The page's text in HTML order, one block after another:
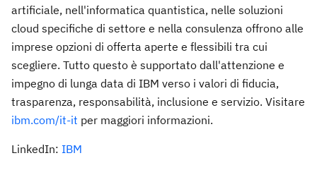
artificiale, nell'informatica quantistica, nelle soluzioni
cloud specifiche di settore e nella consulenza offrono alle
imprese opzioni di offerta aperte e flessibili tra cui
scegliere. Tutto questo è supportato dall'attenzione e
impegno di lunga data di IBM verso i valori di fiducia,
trasparenza, responsabilità, inclusione e servizio. Visitare
ibm.com/it-it per maggiori informazioni.
LinkedIn: IBM